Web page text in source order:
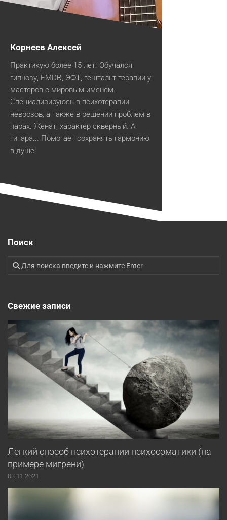
Корнеев Алексей
Практикую более 15 лет. Обучался
гипнозу, EMDR, ЭФТ, гештальт-терапии у
мастеров с мировым именем.
Специализируюсь в психотерапии
неврозов, а также в решении проблем в
парах. Женат, характер скверный. А
гитара... Помогает сохранять гармонию
в душе!
Поиск
Свежие записи
Легкий способ психотерапии психосоматики (на
примере мигрени)
03.11.2021